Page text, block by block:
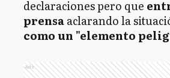
declaraciones pero que
prensaaclarando la
como un "elemento
Ads